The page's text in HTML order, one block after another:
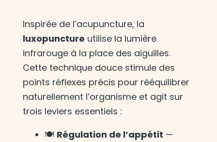
Inspirée de l’acupuncture, la
luxopuncture utilise la lumière
infrarouge à la place des aiguilles.
Cette technique douce stimule des
points réflexes précis pour rééquilibrer
naturellement l’organisme et agit sur
trois leviers essentiels :
🍽️ Régulation de l’appétit —